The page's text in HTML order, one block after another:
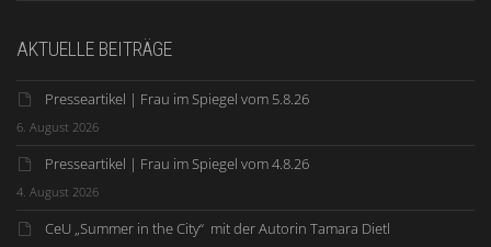
AKTUELLE BEITRÄGE
Presseartikel | Frau im Spiegel vom 5.8.26
6. August 2026
Presseartikel | Frau im Spiegel vom 4.8.26
4. August 2026
CeU „Summer in the City“ mit der Autorin Tamara Dietl